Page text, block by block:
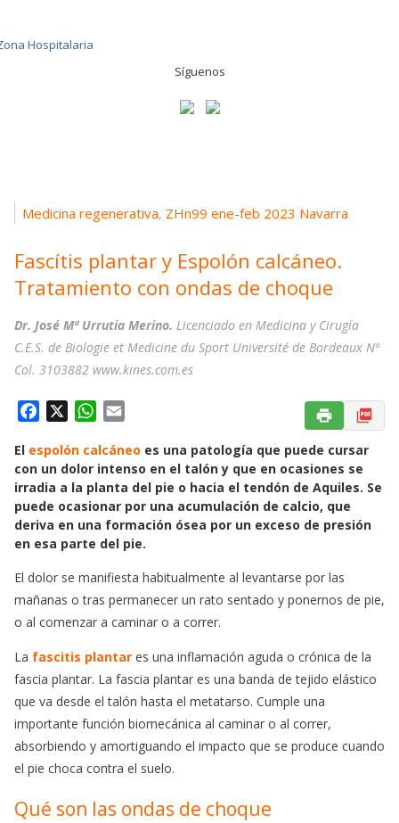
Síguenos
Medicina regenerativa, ZHn99 ene-feb 2023 Navarra
Fascítis plantar y Espolón calcáneo.
Tratamiento con ondas de choque
Dr. José Mª Urrutia Merino. Licenciado en Medicina y Cirugía
C.E.S. de Biologie et Medicine du Sport Université de Bordeaux Nª
Col. 3103882 www.kines.com.es
c
e
b
o
o
W
a
t
s
A
p
a
i
l
El espolón calcáneo es una patología que puede cursar
con un dolor intenso en el talón y que en ocasiones se
irradia a la planta del pie o hacia el tendón de Aquiles. Se
puede ocasionar por una acumulación de calcio, que
deriva en una formación ósea por un exceso de presión
en esa parte del pie.
El dolor se manifiesta habitualmente al levantarse por las
mañanas o tras permanecer un rato sentado y ponernos de pie,
o al comenzar a caminar o a correr.
La fascitis plantar es una inflamación aguda o crónica de la
fascia plantar. La fascia plantar es una banda de tejido elástico
que va desde el talón hasta el metatarso. Cumple una
importante función biomecánica al caminar o al correr,
absorbiendo y amortiguando el impacto que se produce cuando
el pie choca contra el suelo.
Qué son las ondas de choque